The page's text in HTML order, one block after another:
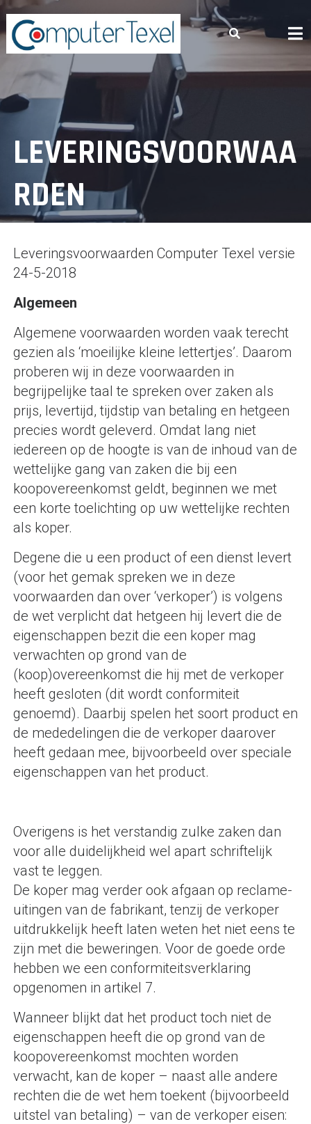
Skip
content
LEVERINGSVOORWAA
RDEN
Leveringsvoorwaarden Computer Texel versie
24-5-2018
Algemeen
Algemene voorwaarden worden vaak terecht
gezien als ‘moeilijke kleine lettertjes’. Daarom
proberen wij in deze voorwaarden in
begrijpelijke taal te spreken over zaken als
prijs, levertijd, tijdstip van betaling en hetgeen
precies wordt geleverd. Omdat lang niet
iedereen op de hoogte is van de inhoud van de
wettelijke gang van zaken die bij een
koopovereenkomst geldt, beginnen we met
een korte toelichting op uw wettelijke rechten
als koper.
Degene die u een product of een dienst levert
(voor het gemak spreken we in deze
voorwaarden dan over ‘verkoper’) is volgens
de wet verplicht dat hetgeen hij levert die de
eigenschappen bezit die een koper mag
verwachten op grond van de
(koop)overeenkomst die hij met de verkoper
heeft gesloten (dit wordt conformiteit
genoemd). Daarbij spelen het soort product en
de mededelingen die de verkoper daarover
heeft gedaan mee, bijvoorbeeld over speciale
eigenschappen van het product.
Overigens is het verstandig zulke zaken dan
voor alle duidelijkheid wel apart schriftelijk
vast te leggen.
De koper mag verder ook afgaan op reclame-
uitingen van de fabrikant, tenzij de verkoper
uitdrukkelijk heeft laten weten het niet eens te
zijn met die beweringen. Voor de goede orde
hebben we een conformiteitsverklaring
opgenomen in artikel 7.
Wanneer blijkt dat het product toch niet de
eigenschappen heeft die op grond van de
koopovereenkomst mochten worden
verwacht, kan de koper – naast alle andere
rechten die de wet hem toekent (bijvoorbeeld
uitstel van betaling) – van de verkoper eisen: